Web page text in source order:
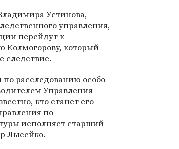
Устинова,
управления,
перейдут к
Колмогорову, который
следствие.
расследованию особо
Управления
кто станет его
по
исполняет старший
Лысейко.